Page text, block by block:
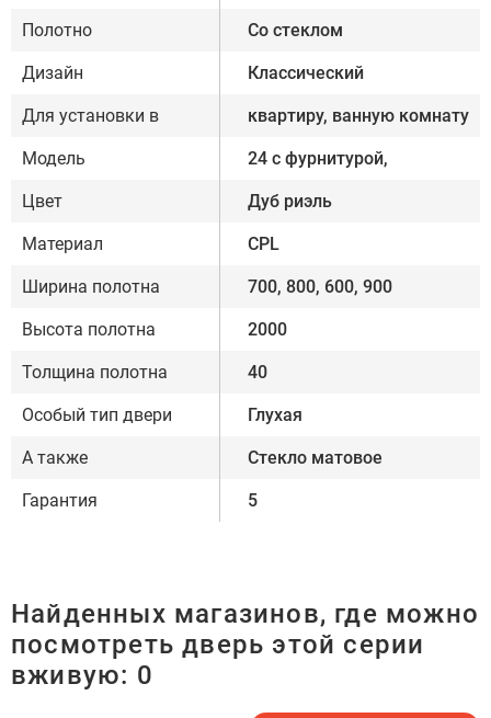
Полотно Со стеклом
Дизайн Классический
Для установки в квартиру, ванную комнату
Модель 24 с фурнитурой,
Цвет Дуб риэль
Материал CPL
Ширина полотна 700, 800, 600, 900
Высота полотна 2000
Толщина полотна 40
Особый тип двери Глухая
А также Стекло матовое
Гарантия 5
Найденных магазинов, где можно
посмотреть дверь этой серии
вживую: 0